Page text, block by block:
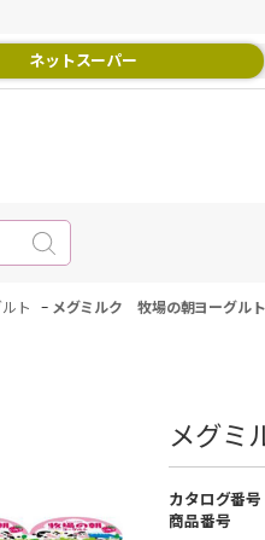
ネットスーパー
ト - メグミルク 牧場の朝ヨーグ
メグ
カタログ番号
商品番号